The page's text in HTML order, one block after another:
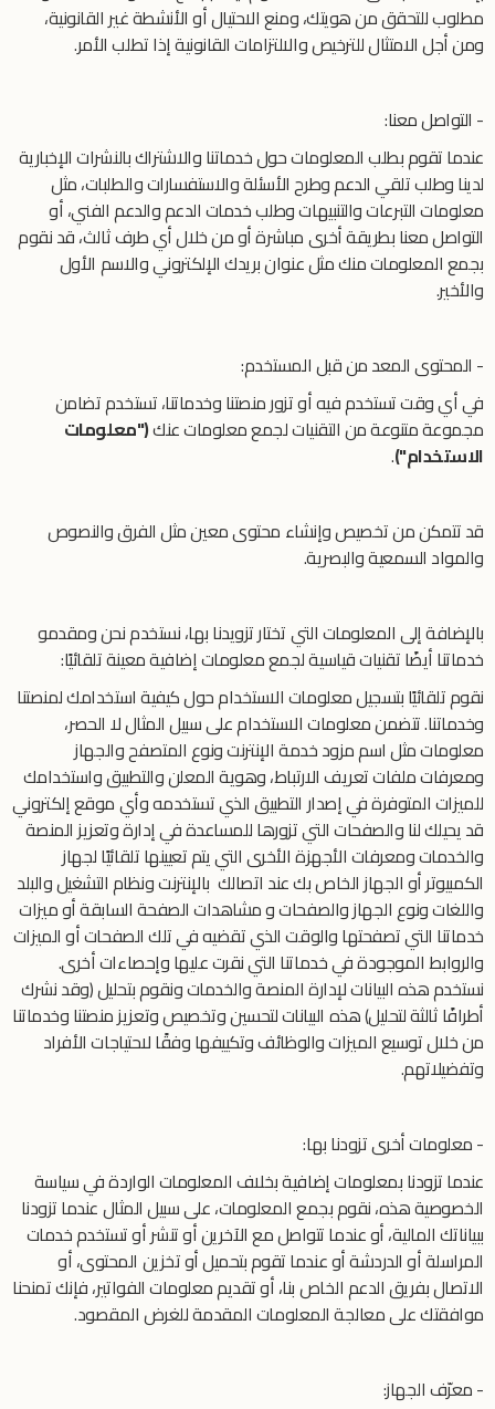
مطلوب للتحقق من هويتك، ومنع الاحتيال أو الأنشطة غير القانونية،
ومن أجل الامتثال للترخيص والالتزامات القانونية إذا تطلب الأمر.
- التواصل معنا:
عندما تقوم بطلب المعلومات حول خدماتنا والاشتراك بالنشرات الإخبارية
لدينا وطلب تلقي الدعم وطرح الأسئلة والاستفسارات والطلبات، مثل
معلومات التبرعات والتنبيهات وطلب خدمات الدعم والدعم الفني، أو
التواصل معنا بطريقة أخرى مباشرة أو من خلال أي طرف ثالث، قد نقوم
بجمع المعلومات منك مثل عنوان بريدك الإلكتروني والاسم الأول
والأخير.
- المحتوى المعد من قبل المستخدم:
في أي وقت تستخدم فيه أو تزور منصتنا وخدماتنا، تستخدم تضامن
مجموعة متنوعة من التقنيات لجمع معلومات عنك("معلومات
الاستخدام").
قد تتمكن من تخصيص وإنشاء محتوى معين مثل الفرق والنصوص
والمواد السمعية والبصرية.
بالإضافة إلى المعلومات التي تختار تزويدنا بها، نستخدم نحن ومقدمو
خدماتنا أيضًا تقنيات قياسية لجمع معلومات إضافية معينة تلقائيًا:
نقوم تلقائيًا بتسجيل معلومات الاستخدام حول كيفية استخدامك لمنصتنا
وخدماتنا. تتضمن معلومات الاستخدام على سبيل المثال لا الحصر،
معلومات مثل اسم مزود خدمة الإنترنت ونوع المتصفح والجهاز
ومعرفات ملفات تعريف الارتباط، وهوية المعلن والتطبيق واستخدامك
للميزات المتوفرة في إصدار التطبيق الذي تستخدمه وأي موقع إلكتروني
قد يحيلك لنا والصفحات التي تزورها للمساعدة في إدارة وتعزيز المنصة
والخدمات ومعرفات الأجهزة الأخرى التي يتم تعيينها تلقائيًا لجهاز
الكمبيوتر أو الجهاز الخاص بك عند اتصالك بالإنترنت ونظام التشغيل والبلد
واللغات ونوع الجهاز والصفحات و مشاهدات الصفحة السابقة أو ميزات
خدماتنا التي تصفحتها والوقت الذي تقضيه في تلك الصفحات أو الميزات
والروابط الموجودة في خدماتنا التي نقرت عليها وإحصاءات أخرى.
نستخدم هذه البيانات لإدارة المنصة والخدمات ونقوم بتحليل (وقد نشرك
أطرافًا ثالثة لتحليل) هذه البيانات لتحسين وتخصيص وتعزيز منصتنا وخدماتنا
من خلال توسيع الميزات والوظائف وتكييفها وفقًا لاحتياجات الأفراد
وتفضيلاتهم.
- معلومات أخرى تزودنا بها:
عندما تزودنا بمعلومات إضافية بخلاف المعلومات الواردة في سياسة
الخصوصية هذه، نقوم بجمع المعلومات، على سبيل المثال عندما تزودنا
ببياناتك المالية، أو عندما تتواصل مع الآخرين أو تنشر أو تستخدم خدمات
المراسلة أو الدردشة أو عندما تقوم بتحميل أو تخزين المحتوى، أو
الاتصال بفريق الدعم الخاص بنا، أو تقديم معلومات الفواتير، فإنك تمنحنا
موافقتك على معالجة المعلومات المقدمة للغرض المقصود.
- معرّف الجهاز: